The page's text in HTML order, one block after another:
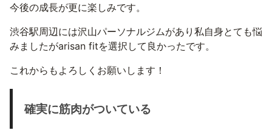
今後の成長が更に楽しみです。
渋谷駅周辺には沢山パーソナルジムがあり私自身とても悩
みましたがarisan fitを選択して良かったです。
これからもよろしくお願いします！
確実に筋肉がついている